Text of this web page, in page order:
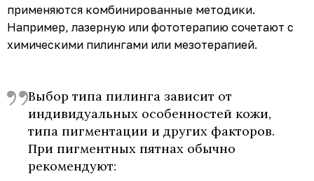
применяются комбинированные методики.
Например, лазерную или фототерапию сочетают с
химическими пилингами или мезотерапией.
Выбор типа пилинга зависит от
индивидуальных особенностей кожи,
типа пигментации и других факторов.
При пигментных пятнах обычно
рекомендуют: